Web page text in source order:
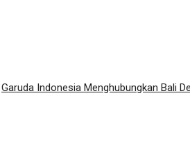
Garuda Indonesia Menghubungkan Bali